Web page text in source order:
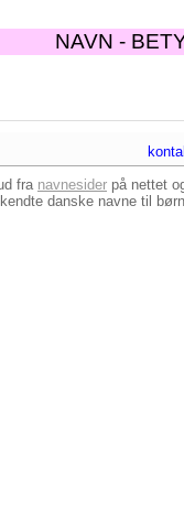
NAVN -
fra navnesider på nettet
danske navne til børn